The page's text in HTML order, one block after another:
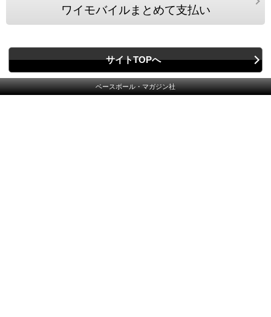
ワイモバイルまとめて支払い
サイトTOPへ
ベースボール・マガジン社